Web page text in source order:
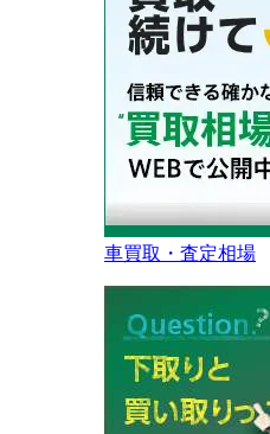
車買取・査定相場